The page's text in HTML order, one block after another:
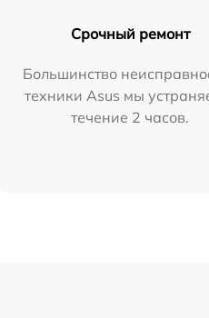
Срочный ремонт
Большинство
техники Asus мы
течение 2 часов.